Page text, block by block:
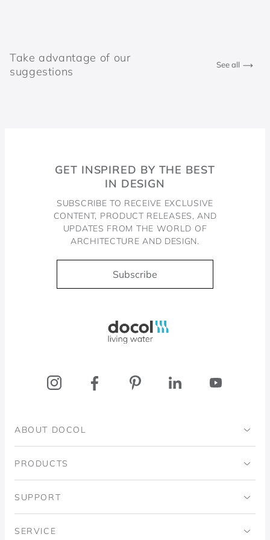
Take advantage of our
suggestions
See all
GET INSPIRED BY THE BEST
IN DESIGN
SUBSCRIBE TO RECEIVE EXCLUSIVE
CONTENT, PRODUCT RELEASES, AND
UPDATES FROM THE WORLD OF
ARCHITECTURE AND DESIGN.
Subscribe
ABOUT DOCOL
Institutional
PRODUCTS
Bathrooms
SUPPORT
Code of Ethics
SERVICE